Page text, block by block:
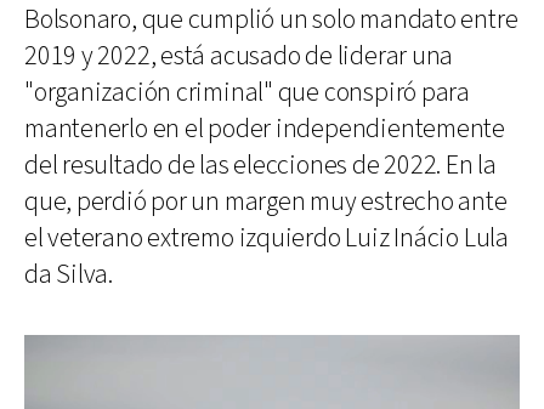
Bolsonaro, que cumplió un solo mandato entre
2019 y 2022, está acusado de liderar una
"organización criminal" que conspiró para
mantenerlo en el poder independientemente
del resultado de las elecciones de 2022. En la
que, perdió por un margen muy estrecho ante
el veterano extremo izquierdo Luiz Inácio Lula
da Silva.